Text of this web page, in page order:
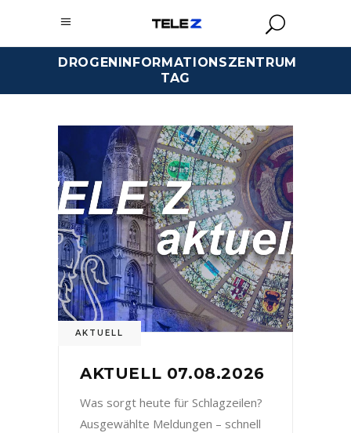
DROGENINFORMATIONSZENTRUM
TAG
AKTUELL
AKTUELL 07.08.2026
Was sorgt heute für Schlagzeilen?
Ausgewählte Meldungen – schnell